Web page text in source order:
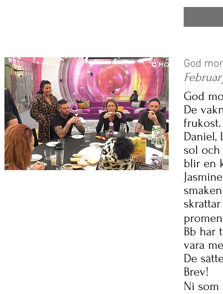
God
God
De
frukost.
Daniel,
sol
blir en
Bb har
vara
De
Brev!
Ni som